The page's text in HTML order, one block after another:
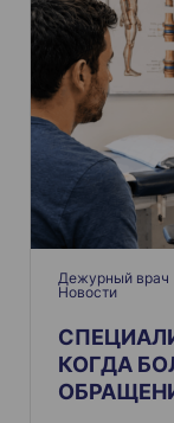
Дежурный врач
Новости
КОГДА